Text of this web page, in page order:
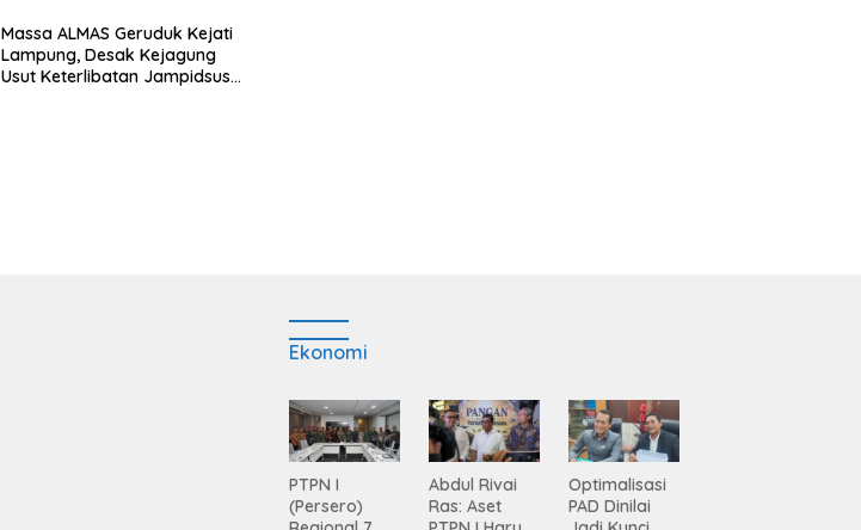
Massa ALMAS Geruduk Kejati
Lampung, Desak Kejagung
Usut Keterlibatan Jampidsus
Ekonomi
PTPN I
(Persero)
Abdul Rivai
Ras: Aset
Optimalisasi
PAD Dinilai